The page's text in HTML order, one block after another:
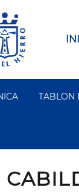
TABLON